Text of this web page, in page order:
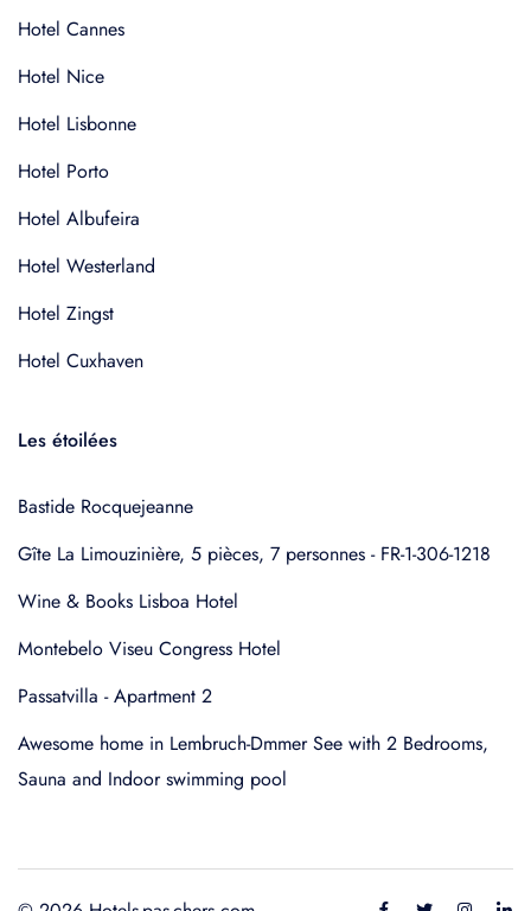
Hotel Cannes
Hotel Nice
Hotel Lisbonne
Hotel Porto
Hotel Albufeira
Hotel Westerland
Hotel Zingst
Hotel Cuxhaven
Les étoilées
Bastide Rocquejeanne
Gîte La Limouzinière, 5 pièces, 7 personnes - FR-1-306-1218
Wine & Books Lisboa Hotel
Montebelo Viseu Congress Hotel
Passatvilla - Apartment 2
Awesome home in Lembruch-Dmmer See with 2 Bedrooms,
Sauna and Indoor swimming pool